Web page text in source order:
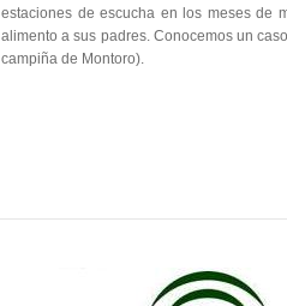
estaciones de escucha en los meses de
alimento a sus padres. Conocemos un
campiña de Montoro).